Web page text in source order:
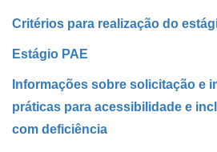
Critérios para realização do
Estágio PAE
Informações sobre solicitação e
práticas para acessibilidade e
com deficiência